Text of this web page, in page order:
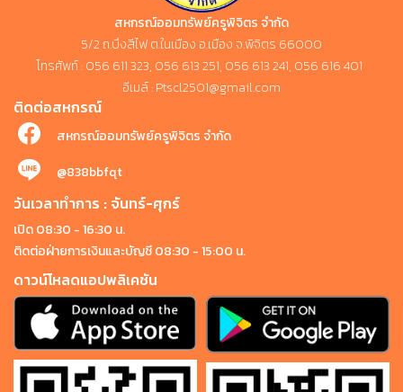
สหกรณ์ออมทรัพย์ครูพิจิตร จำกัด
5/2 ถ.บึงสีไฟ ต.ในเมือง อ.เมือง จ.พิจิตร 66000
โทรศัพท์ : 056 611 323, 056 613 251, 056 613 241, 056 616 401
อีเมล์ : Ptscl2501@gmail.com
ติดต่อสหกรณ์
สหกรณ์ออมทรัพย์ครูพิจิตร จำกัด
@838bbfqt
วันเวลาทำการ : จันทร์-ศุกร์
เปิด 08:30 - 16:30 น.
ติดต่อฝ่ายการเงินและบัญชี 08:30 - 15:00 น.
ดาวน์โหลดแอปพลิเคชัน